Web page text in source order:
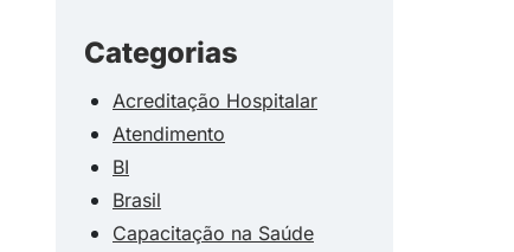
Categorias
Acreditação Hospitalar
Atendimento
BI
Brasil
Capacitação na Saúde